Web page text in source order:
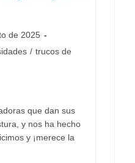
de 2025
/ trucos de
que dan sus
y nos ha hecho
y ¡merece la